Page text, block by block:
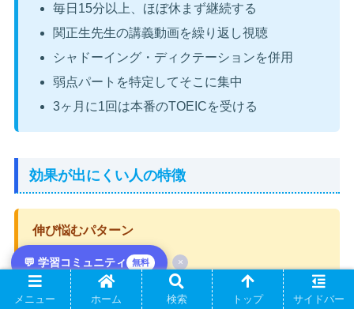
毎日15分以上、ほぼ休まず継続する
関正生先生の講義動画を繰り返し視聴
シャドーイング・ディクテーションを併用
弱点パートを特定してそこに集中
3ヶ月に1回は本番のTOEICを受ける
効果が出にくい人の特徴
伸び悩むパターン
週数回しか開かない
講義動画を視聴せず演習だけ解く
💬 学習コミュニティ 無料 ×
メニュー ホーム 検索 トップ サイドバー